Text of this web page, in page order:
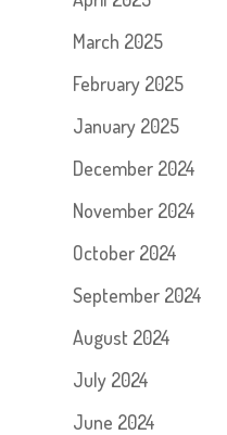
March 2025
February 2025
January 2025
December 2024
November 2024
October 2024
September 2024
August 2024
July 2024
June 2024